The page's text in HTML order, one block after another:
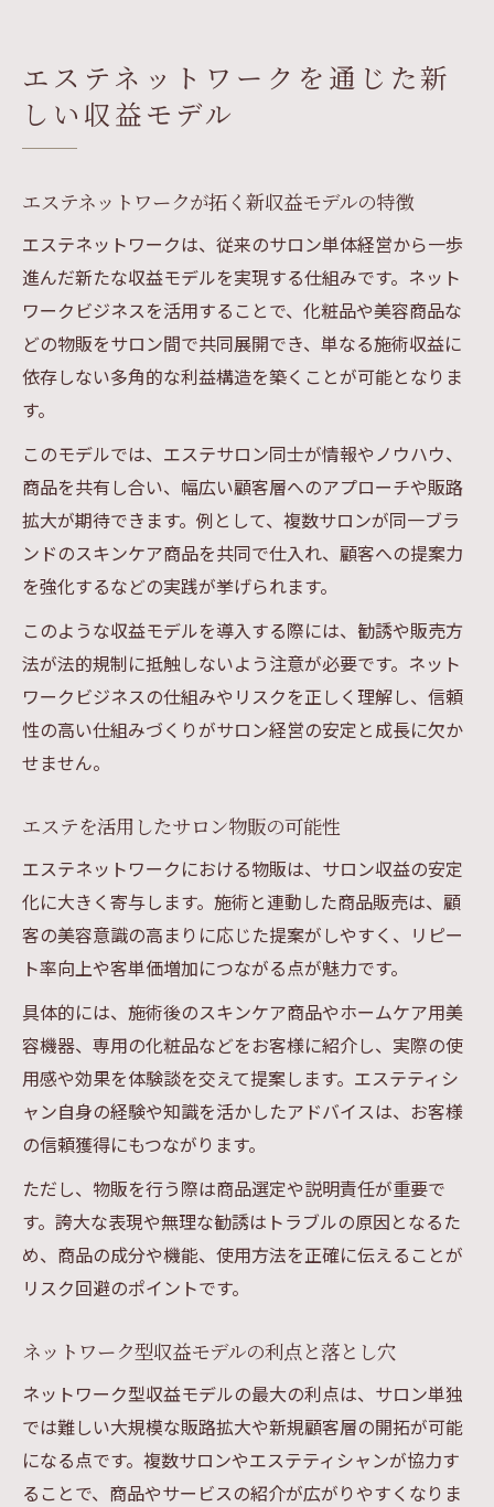
エステネットワークを通じた新
しい収益モデル
エステネットワークが拓く新収益モデルの特徴
エステネットワークは、従来のサロン単体経営から一歩
進んだ新たな収益モデルを実現する仕組みです。ネット
ワークビジネスを活用することで、化粧品や美容商品な
どの物販をサロン間で共同展開でき、単なる施術収益に
依存しない多角的な利益構造を築くことが可能となりま
す。
このモデルでは、エステサロン同士が情報やノウハウ、
商品を共有し合い、幅広い顧客層へのアプローチや販路
拡大が期待できます。例として、複数サロンが同一ブラ
ンドのスキンケア商品を共同で仕入れ、顧客への提案力
を強化するなどの実践が挙げられます。
このような収益モデルを導入する際には、勧誘や販売方
法が法的規制に抵触しないよう注意が必要です。ネット
ワークビジネスの仕組みやリスクを正しく理解し、信頼
性の高い仕組みづくりがサロン経営の安定と成長に欠か
せません。
エステを活用したサロン物販の可能性
エステネットワークにおける物販は、サロン収益の安定
化に大きく寄与します。施術と連動した商品販売は、顧
客の美容意識の高まりに応じた提案がしやすく、リピー
ト率向上や客単価増加につながる点が魅力です。
具体的には、施術後のスキンケア商品やホームケア用美
容機器、専用の化粧品などをお客様に紹介し、実際の使
用感や効果を体験談を交えて提案します。エステティシ
ャン自身の経験や知識を活かしたアドバイスは、お客様
の信頼獲得にもつながります。
ただし、物販を行う際は商品選定や説明責任が重要で
す。誇大な表現や無理な勧誘はトラブルの原因となるた
め、商品の成分や機能、使用方法を正確に伝えることが
リスク回避のポイントです。
ネットワーク型収益モデルの利点と落とし穴
ネットワーク型収益モデルの最大の利点は、サロン単独
では難しい大規模な販路拡大や新規顧客層の開拓が可能
になる点です。複数サロンやエステティシャンが協力す
ることで、商品やサービスの紹介が広がりやすくなりま